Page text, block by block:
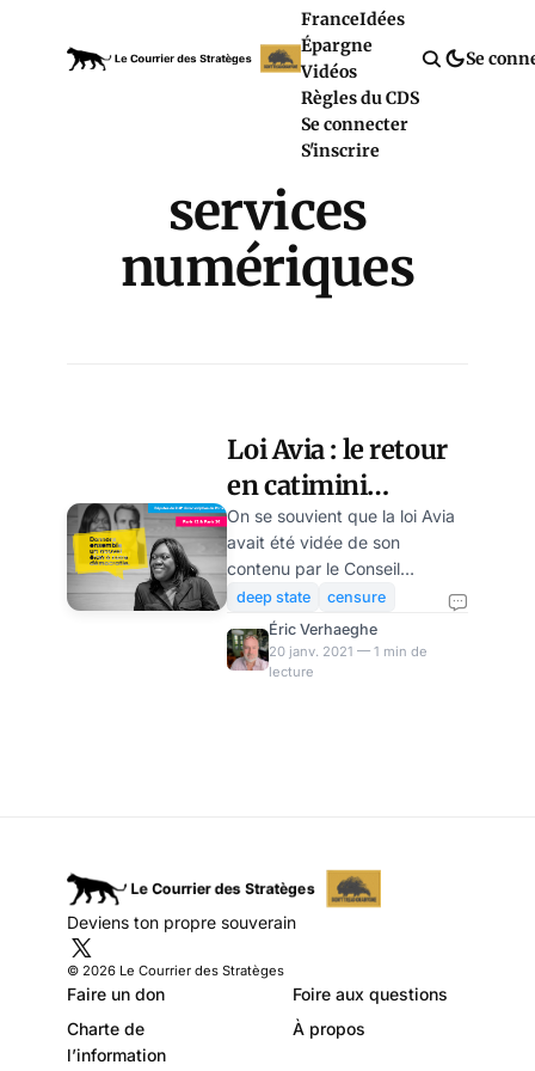
FranceIdées
Épargne
Vidéos
Règles du CDS
Se connecter
S'inscrire
Se
services
numériques
Loi Avia : le retour
en catimini…
On se souvient que la loi Avia
avait été vidée de son
contenu par le Conseil
Constitutionnel à cause de son
imprécision et du pouvoir
exorbitant qu'elle accordait
aux plate-forme numériques.
les grandes dispositions de la
loi Avia en rendant les plate-
forme responsables des
contenus qu'elles publient, et
deep state
censure
Éric Verhaeghe
20 janv. 2021 — 1 min de
lecture
Deviens ton propre souverain
© 2026 Le Courrier des Stratèges
Faire un don
Foire aux questions
Charte de
l’information
À propos